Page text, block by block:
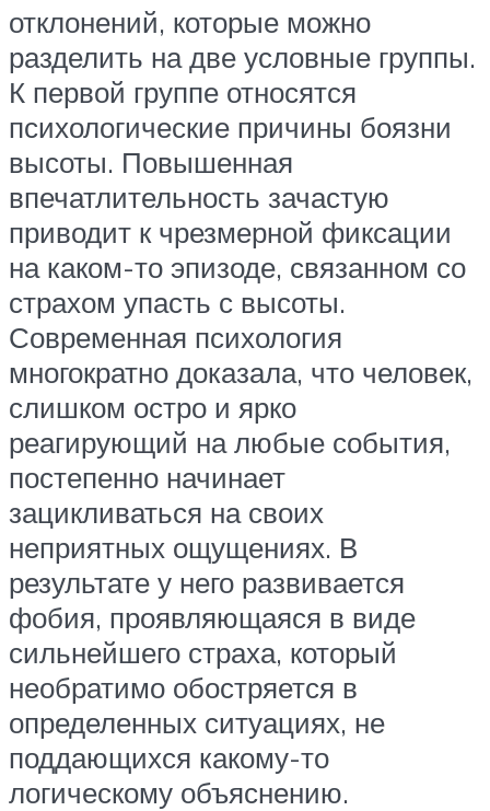
отклонений, которые можно
разделить на две условные группы.
К первой группе относятся
психологические причины боязни
высоты. Повышенная
впечатлительность зачастую
приводит к чрезмерной фиксации
на каком-то эпизоде, связанном со
страхом упасть с высоты.
Современная психология
многократно доказала, что человек,
слишком остро и ярко
реагирующий на любые события,
постепенно начинает
зацикливаться на своих
неприятных ощущениях. В
результате у него развивается
фобия, проявляющаяся в виде
сильнейшего страха, который
необратимо обостряется в
определенных ситуациях, не
поддающихся какому-то
логическому объяснению.